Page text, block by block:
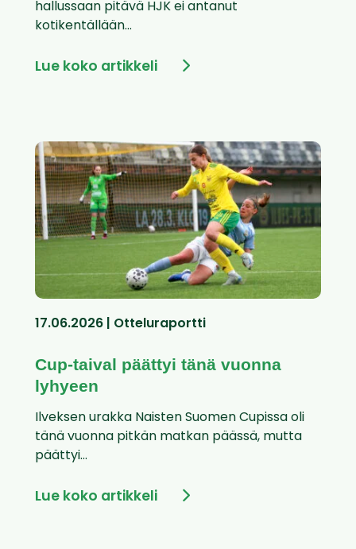
hallussaan pitävä HJK ei antanut
kotikentällään...
Lue koko artikkeli
17.06.2026 | Otteluraportti
Cup-taival päättyi tänä vuonna
lyhyeen
Ilveksen urakka Naisten Suomen Cupissa oli
tänä vuonna pitkän matkan päässä, mutta
päättyi...
Lue koko artikkeli